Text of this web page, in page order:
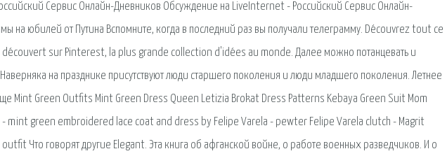
Сервис Онлайн-Дневников Обсуждение на LiveInternet - Российский Сервис Онлайн-
на юбилей от Путина Вспомните, когда в последний раз вы получали телеграмму. Découvrez tout ce
sur Pinterest, la plus grande collection d'idées au monde. Далее можно потанцевать и
на празднике присутствуют люди старшего поколения и люди младшего поколения. Летнее
Mint Green Outfits Mint Green Dress Queen Letizia Brokat Dress Patterns Kebaya Green Suit Mom
- mint green embroidered lace coat and dress by Felipe Varela - pewter Felipe Varela clutch - Magrit
Что говорят другие Elegant. Эта книга об афганской войне, о работе военных разведчиков. И о